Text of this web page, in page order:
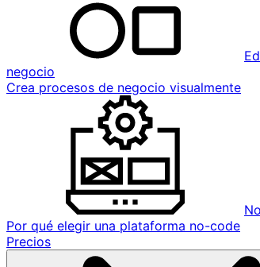
negocio
Crea procesos de negocio visualmente
Por qué elegir una plataforma no-code
Precios